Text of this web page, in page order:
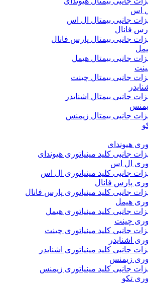
اس
جانبی بیمتال ال اس
فانال
جانبی بیمتال پارس فانال
جانبی بیمتال هیمل
جانبی بیمتال چینت
جانبی بیمتال اشنایدر
جانبی بیمتال زیمنس
هیوندای
جانبی کلید مینیاتوری هیوندای
ال اس
جانبی کلید مینیاتوری ال اس
پارس فانال
جانبی کلید مینیاتوری پارس فانال
هیمل
جانبی کلید مینیاتوری هیمل
چینت
جانبی کلید مینیاتوری چینت
اشنایدر
جانبی کلید مینیاتوری اشنایدر
زیمنس
جانبی کلید مینیاتوری زیمنس
تکو